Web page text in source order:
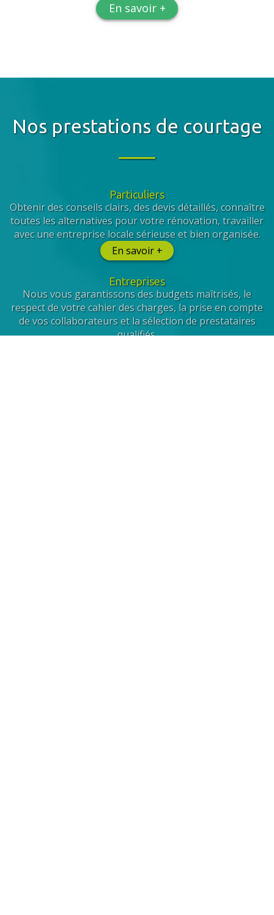
En savoir +
Nos prestations de courtage
Particuliers
Obtenir des conseils clairs, des devis détaillés, connaître
toutes les alternatives pour votre rénovation, travailler
avec une entreprise locale sérieuse et bien organisée.
En savoir +
Entreprises
Nous vous garantissons des budgets maîtrisés, le
respect de votre cahier des charges, la prise en compte
de vos collaborateurs et la sélection de prestataires
qualifiés.